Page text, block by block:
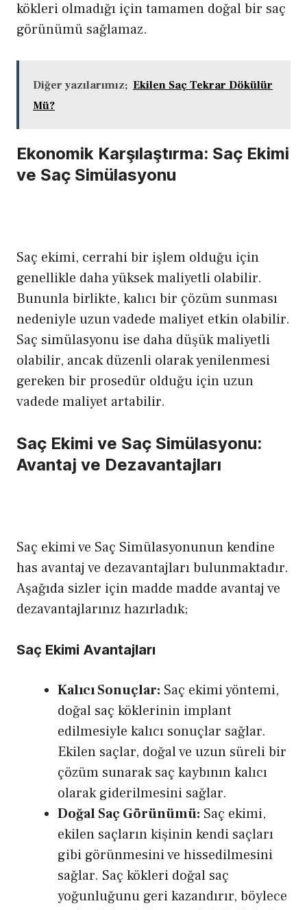
kökleri olmadığı için tamamen doğal bir saç
görünümü sağlamaz.
Diğer yazılarımız; Ekilen Saç Tekrar Dökülür
Mü?
Ekonomik Karşılaştırma: Saç Ekimi
ve Saç Simülasyonu
Saç ekimi, cerrahi bir işlem olduğu için
genellikle daha yüksek maliyetli olabilir.
Bununla birlikte, kalıcı bir çözüm sunması
nedeniyle uzun vadede maliyet etkin olabilir.
Saç simülasyonu ise daha düşük maliyetli
olabilir, ancak düzenli olarak yenilenmesi
gereken bir prosedür olduğu için uzun
vadede maliyet artabilir.
Saç Ekimi ve Saç Simülasyonu:
Avantaj ve Dezavantajları
Saç ekimi ve Saç Simülasyonunun kendine
has avantaj ve dezavantajları bulunmaktadır.
Aşağıda sizler için madde madde avantaj ve
dezavantajlarınız hazırladık;
Saç Ekimi Avantajları
Kalıcı Sonuçlar: Saç ekimi yöntemi,
doğal saç köklerinin implant
edilmesiyle kalıcı sonuçlar sağlar.
Ekilen saçlar, doğal ve uzun süreli bir
çözüm sunarak saç kaybının kalıcı
olarak giderilmesini sağlar.
Doğal Saç Görünümü: Saç ekimi,
ekilen saçların kişinin kendi saçları
gibi görünmesini ve hissedilmesini
sağlar. Saç kökleri doğal saç
yoğunluğunu geri kazandırır, böylece